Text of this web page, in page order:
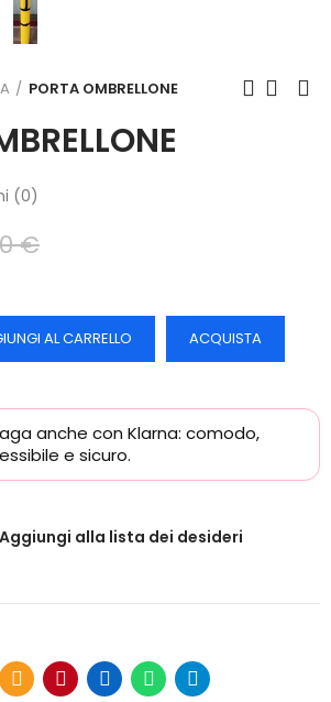
PORTA OMBRELLONE
(0)
€
AL CARRELLO ACQUISTA
anche con Klarna: comodo,
e sicuro.
Aggiungi alla lista dei desideri